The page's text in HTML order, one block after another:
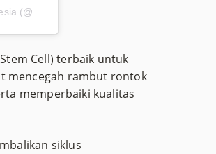
Cell) terbaik untuk
mencegah rambut rontok
memperbaiki kualitas
siklus